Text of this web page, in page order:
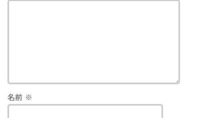
名前 ※